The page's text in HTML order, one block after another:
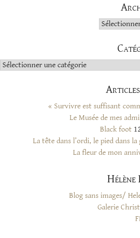
Archives
Catégories
« Survivre est suffisant
Le Musée de mes
Black foot
La tête dans l’ordi, le pied dans
La fleur de mon
Blog sans images/
Galerie